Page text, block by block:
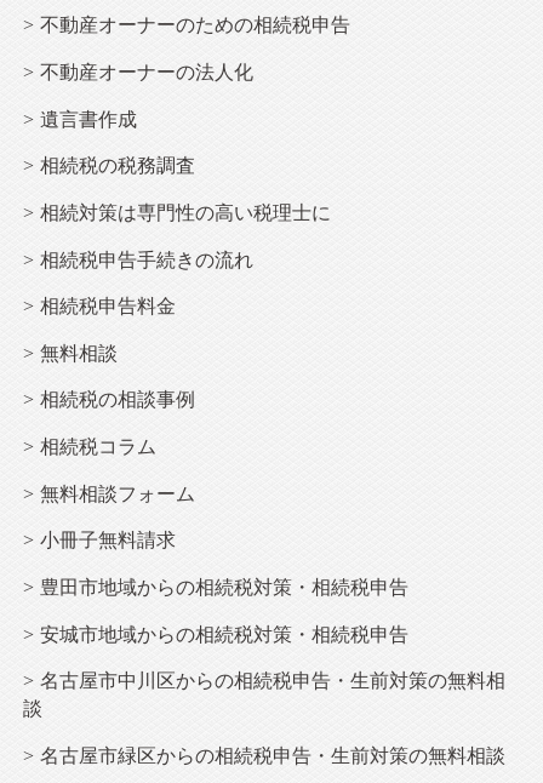
不動産オーナーのための相続税申告
不動産オーナーの法人化
遺言書作成
相続税の税務調査
相続対策は専門性の高い税理士に
相続税申告手続きの流れ
相続税申告料金
無料相談
相続税の相談事例
相続税コラム
無料相談フォーム
小冊子無料請求
豊田市地域からの相続税対策・相続税申告
安城市地域からの相続税対策・相続税申告
名古屋市中川区からの相続税申告・生前対策の無料相
談
名古屋市緑区からの相続税申告・生前対策の無料相談